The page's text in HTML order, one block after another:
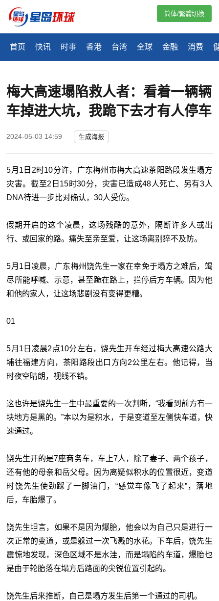
首页 快讯 时事 香港 台湾 全球 金融 消费
简体/繁體切換
梅大高速塌陷救人者：看着一辆辆
车掉进大坑，我跪下去才有人停车
2024-05-03 14:59 生成海报
5月1日2时10分许，广东梅州市梅大高速茶阳路段发生塌方
灾害。截至2日15时30分，灾害已造成48人死亡、另有3人
DNA待进一步比对确认，30人受伤。
假期开启的这个凌晨，这场残酷的意外，隔断许多人或出
行、或回家的路。痛失至亲至爱，让这场离别猝不及防。
5月1日凌晨，广东梅州饶先生一家在幸免于塌方之难后，竭
尽所能呼喊、示意，甚至跪在路上，拦停后方车辆。因为他
和他的家人，让这场悲剧没有变得更糟。
01
5月1日凌晨2点10分左右，饶先生开车经过梅大高速公路大
埔往福建方向，茶阳路段出口方向2公里左右。他记得，当
时夜空晴朗，视线不错。
这也许是饶先生一生中最重要的一次判断，“我看到前方有一
块地方是黑的。”本以为是积水，于是变道至左侧快车道，快
速通过。
饶先生开的是7座商务车，车上7人，除了妻子、两个孩子，
还有他的母亲和岳父母。因为离疑似积水的位置很近，变道
时饶先生使劲踩了一脚油门，“感觉车像飞了起来”，落地
后，车胎爆了。
饶先生坦言，如果不是因为爆胎，他会以为自己只是进行一
次正常的变道，或是躲过一次飞溅的水花。下车后，饶先生
震惊地发现，深色区域不是水洼，而是塌陷的车道，爆胎也
是由于轮胎落在塌方后路面的尖锐位置引起的。
饶先生后来推断，自己是塌方发生后第一个通过的司机。